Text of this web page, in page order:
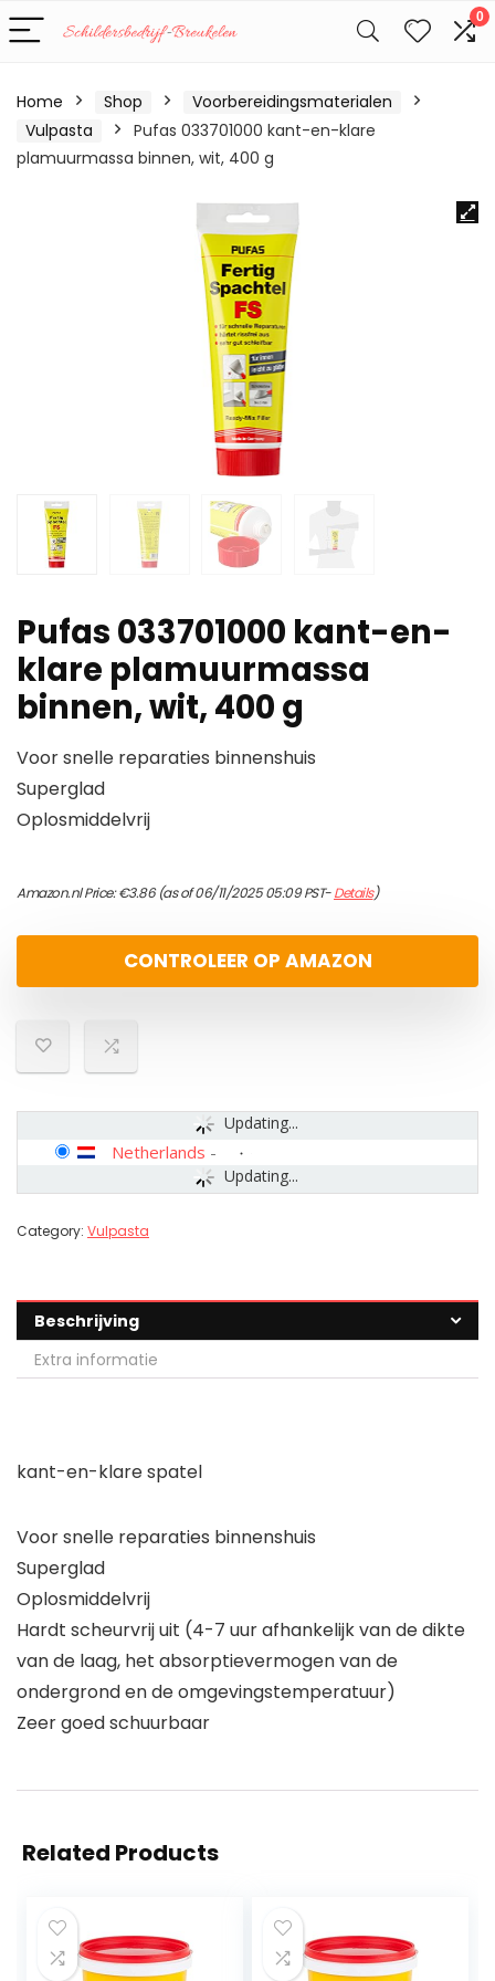
0
Home Shop
Voorbereidingsmaterialen
Vulpasta
Pufas 033701000 kant-en-klare
plamuurmassa binnen, wit, 400 g
Pufas 033701000 kant-en-
klare plamuurmassa
binnen, wit, 400 g
Voor snelle reparaties binnenshuis
Superglad
Oplosmiddelvrij
Amazon.nl Price:€3.86(as of 06/11/2025 05:09 PST-Details)
CONTROLEER OP AMAZON
Updating...
Updating...
Netherlands -
Category: Vulpasta
Beschrijving
Extra informatie
kant-en-klare spatel
Voor snelle reparaties binnenshuis
Superglad
Oplosmiddelvrij
Hardt scheurvrij uit (4-7 uur afhankelijk van de dikte
van de laag, het absorptievermogen van de
ondergrond en de omgevingstemperatuur)
Zeer goed schuurbaar
Related Products